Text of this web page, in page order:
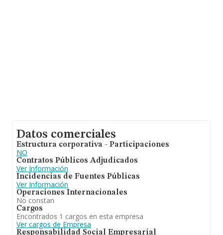
Datos comerciales
Estructura corporativa - Participaciones
NO
Contratos Públicos Adjudicados
Ver Información
Incidencias de Fuentes Públicas
Ver Información
Operaciones Internacionales
No constan
Cargos
Encontrados 1 cargos en esta empresa
Ver cargos de Empresa
Responsabilidad Social Empresarial